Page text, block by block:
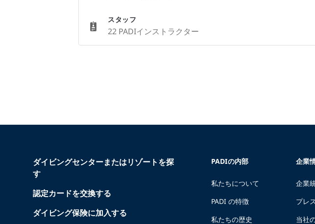
スタッフ
22 PADIインストラクター
ダイビングセンターまたはリゾートを探
す
認定カードを交換する
ダイビング保険に加入する
PADIの内部
私たちについて
PADI の特徴
私たちの歴史
企業
企業
プレス
当社